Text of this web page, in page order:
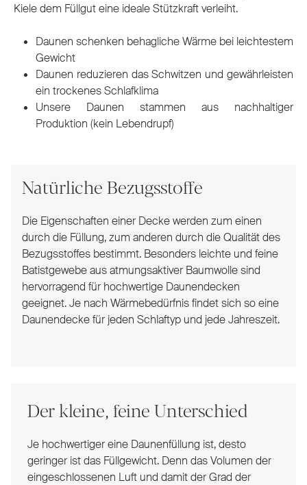
Kiele dem Füllgut eine ideale Stützkraft verleiht.
Daunen schenken behagliche Wärme bei leichtestem
Gewicht
Daunen reduzieren das Schwitzen und gewährleisten
ein trockenes Schlafklima
Unsere Daunen stammen aus nachhaltiger
Produktion (kein Lebendrupf)
Der kleine, feine Unterschied
Je hochwertiger eine Daunenfüllung ist, desto
geringer ist das Füllgewicht. Denn das Volumen der
eingeschlossenen Luft und damit der Grad der
Natürliche Bezugsstoffe
Die Eigenschaften einer Decke werden zum einen
durch die Füllung, zum anderen durch die Qualität des
Bezugsstoffes bestimmt. Besonders leichte und feine
Batistgewebe aus atmungsaktiver Baumwolle sind
hervorragend für hochwertige Daunendecken
geeignet. Je nach Wärmebedürfnis findet sich so eine
Daunendecke für jeden Schlaftyp und jede Jahreszeit.